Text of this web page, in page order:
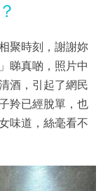
聚時刻，謝謝妳
睇真啲，照片中
酒，引起了網民
羚已經脫單，也
味道，絲毫看不